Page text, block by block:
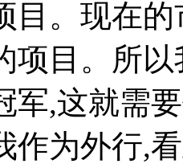
军,这就需
作为外行,
不行的。